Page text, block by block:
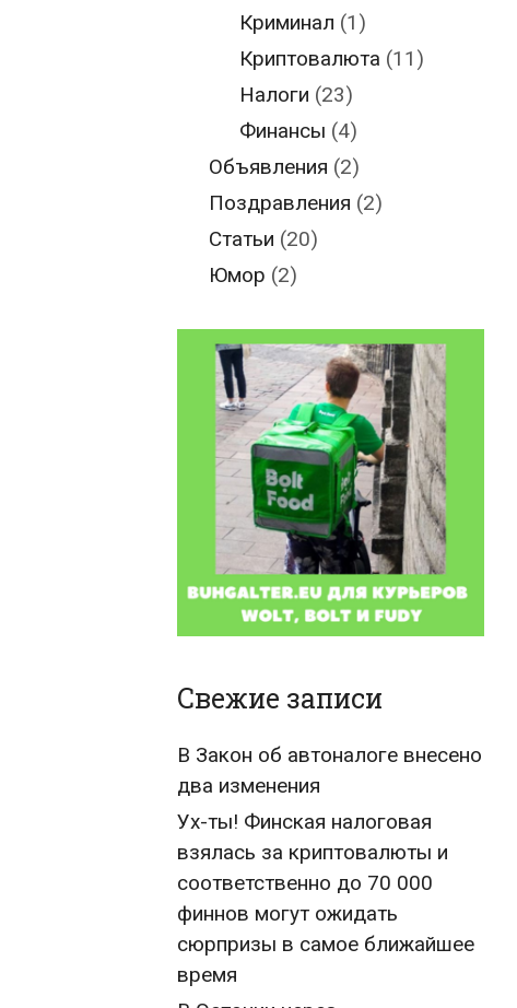
Криминал (1)
Криптовалюта (11)
Налоги (23)
Финансы (4)
Объявления (2)
Поздравления (2)
Статьи (20)
Юмор (2)
Свежие записи
В Закон об автоналоге внесено
два изменения
Ух-ты! Финская налоговая
взялась за криптовалюты и
соответственно до 70 000
финнов могут ожидать
сюрпризы в самое ближайшее
время